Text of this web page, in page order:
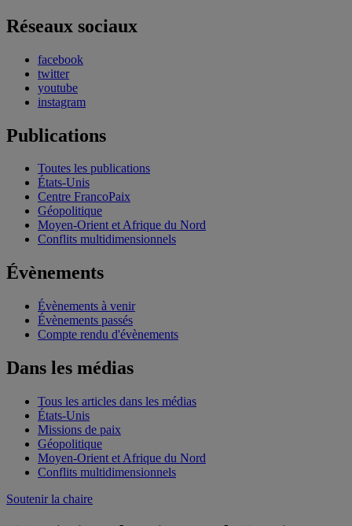
Réseaux sociaux
facebook
twitter
youtube
instagram
Publications
Toutes les publications
États-Unis
Centre FrancoPaix
Géopolitique
Moyen-Orient et Afrique du Nord
Conflits multidimensionnels
Évènements
Évènements à venir
Évènements passés
Compte rendu d'évènements
Dans les médias
Tous les articles dans les médias
États-Unis
Missions de paix
Géopolitique
Moyen-Orient et Afrique du Nord
Conflits multidimensionnels
Soutenir la chaire